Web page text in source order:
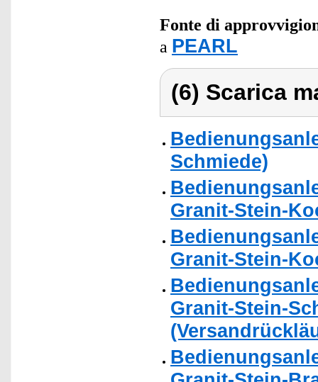
Fonte di
a PEARL
(6) Scarica
Schmiede)
Granit-Stein-
Granit-Stein-
Granit-Stein-